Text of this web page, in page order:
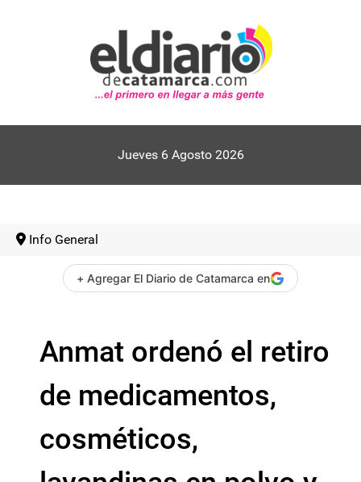
Jueves 6 Agosto 2026
Info General
+ Agregar El Diario de Catamarca en
Anmat ordenó el retiro
de medicamentos,
cosméticos,